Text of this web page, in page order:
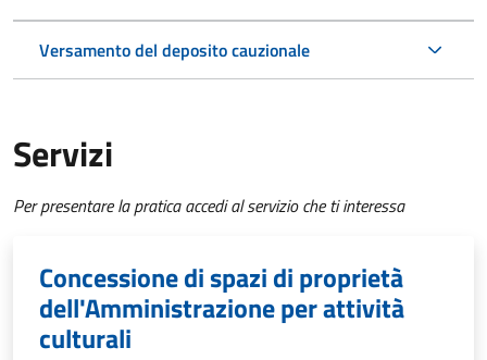
Versamento del deposito cauzionale
Servizi
Per presentare la pratica accedi al servizio che ti interessa
Concessione di spazi di proprietà
dell'Amministrazione per attività
culturali